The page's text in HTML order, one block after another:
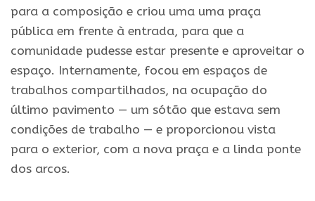
para a composição e criou uma uma praça
pública em frente à entrada, para que a
comunidade pudesse estar presente e aproveitar o
espaço. Internamente, focou em espaços de
trabalhos compartilhados, na ocupação do
último pavimento — um sótão que estava sem
condições de trabalho — e proporcionou vista
para o exterior, com a nova praça e a linda ponte
dos arcos.